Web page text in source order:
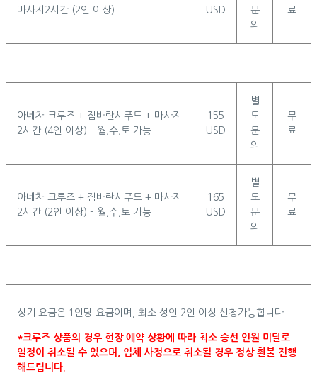
마사지2시간 (2인 이상) USD
문
의
료
아네차 크루즈 + 짐바란시푸드 + 마사지
2시간 (4인 이상) – 월,수,토 가능
155
USD
별
도
문
의
무
료
아네차 크루즈 + 짐바란시푸드 + 마사지
2시간 (2인 이상) – 월,수,토 가능
165
USD
별
도
문
의
무
료
상기 요금은 1인당 요금이며, 최소 성인 2인 이상 신청가능합니다.
*크루즈 상품의 경우 현장 예약 상황에 따라 최소 승선 인원 미달로
일정이 취소될 수 있으며, 업체 사정으로 취소될 경우 정상 환불 진행
해드립니다.